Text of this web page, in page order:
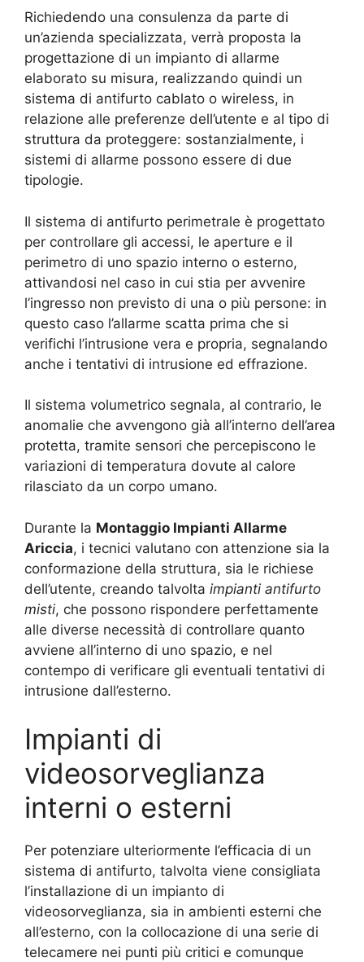
Richiedendo una consulenza da parte di
un’azienda specializzata, verrà proposta la
progettazione di un impianto di allarme
elaborato su misura, realizzando quindi un
sistema di antifurto cablato o wireless, in
relazione alle preferenze dell’utente e al tipo di
struttura da proteggere: sostanzialmente, i
sistemi di allarme possono essere di due
tipologie.
Il sistema di antifurto perimetrale è progettato
per controllare gli accessi, le aperture e il
perimetro di uno spazio interno o esterno,
attivandosi nel caso in cui stia per avvenire
l’ingresso non previsto di una o più persone: in
questo caso l’allarme scatta prima che si
verifichi l’intrusione vera e propria, segnalando
anche i tentativi di intrusione ed effrazione.
Il sistema volumetrico segnala, al contrario, le
anomalie che avvengono già all’interno dell’area
protetta, tramite sensori che percepiscono le
variazioni di temperatura dovute al calore
rilasciato da un corpo umano.
Durante la Montaggio Impianti Allarme
Ariccia, i tecnici valutano con attenzione sia la
conformazione della struttura, sia le richiese
dell’utente, creando talvolta impianti antifurto
misti, che possono rispondere perfettamente
alle diverse necessità di controllare quanto
avviene all’interno di uno spazio, e nel
contempo di verificare gli eventuali tentativi di
intrusione dall’esterno.
Impianti di
videosorveglianza
interni o esterni
Per potenziare ulteriormente l’efficacia di un
sistema di antifurto, talvolta viene consigliata
l’installazione di un impianto di
videosorveglianza, sia in ambienti esterni che
all’esterno, con la collocazione di una serie di
telecamere nei punti più critici e comunque